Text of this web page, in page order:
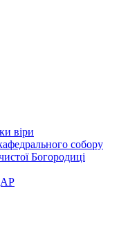
віри
собору
Богородиці